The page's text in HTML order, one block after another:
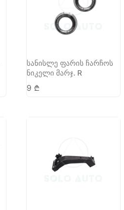
სანისლე ფარის ჩარჩოს
ნიკელი მარჯ. R
9 ₾